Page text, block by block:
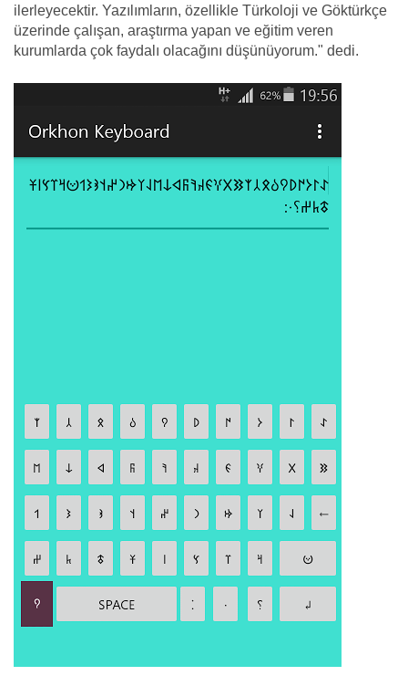
ilerleyecektir. Yazılımların, özellikle Türkoloji ve Göktürkçe
üzerinde çalışan, araştırma yapan ve eğitim veren
kurumlarda çok faydalı olacağını düşünüyorum." dedi.